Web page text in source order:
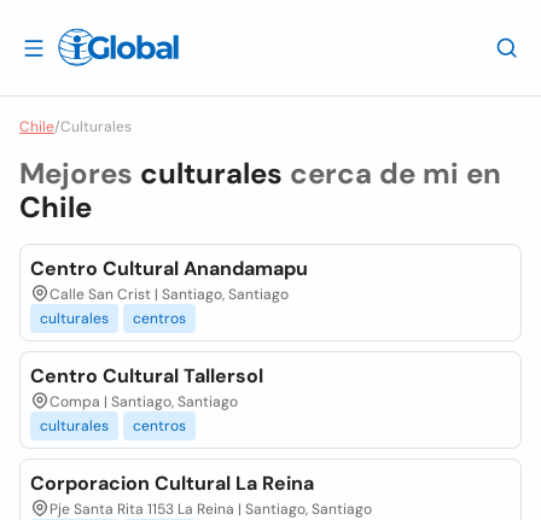
Chile/Culturales
Mejores culturales cerca de mi en
Chile
Centro Cultural Anandamapu
Calle San Crist | Santiago, Santiago
culturales
centros
Centro Cultural Tallersol
Compa | Santiago, Santiago
culturales
centros
Corporacion Cultural La Reina
Pje Santa Rita 1153 La Reina | Santiago, Santiago